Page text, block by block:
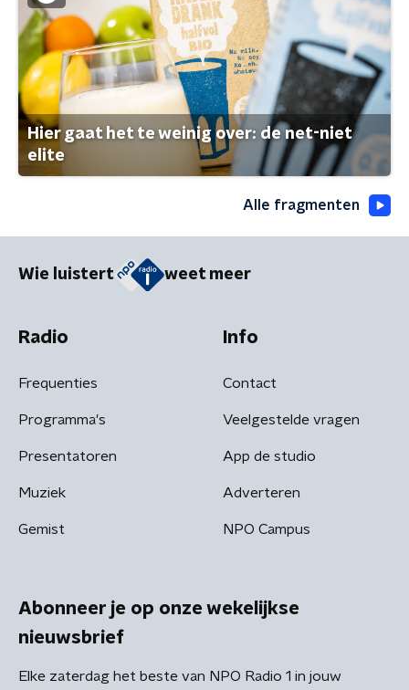
Hier gaat het te weinig over: de net-niet
elite
Alle fragmenten
Wie luistert weet meer
Radio
Frequenties
Programma's
Presentatoren
Muziek
Gemist
Info
Contact
Veelgestelde vragen
App de studio
Adverteren
NPO Campus
Abonneer je op onze wekelijkse
nieuwsbrief
Elke zaterdag het beste van NPO Radio 1 in jouw